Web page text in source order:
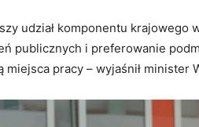
udział komponentu krajowego
publicznych i preferowanie
miejsca pracy – wyjaśnił minister